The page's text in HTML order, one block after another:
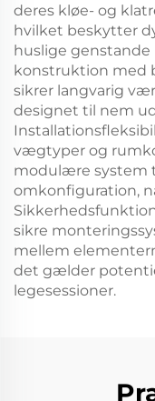
deres kløe- og
hvilket beskytter
huslige genstande
konstruktion med
sikrer langvarig
designet til nem
vægtyper og
modulære system
omkonfiguration,
sikre
mellem
det gælder
legesessioner.